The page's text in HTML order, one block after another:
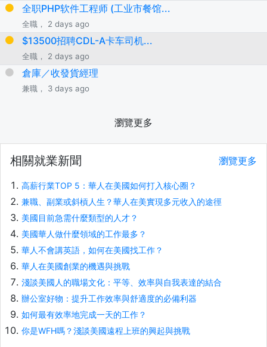
全职PHP软件工程师 (工业市餐馆...
全職， 2 days ago
$13500招聘CDL-A卡车司机...
全職， 2 days ago
倉庫／收發貨經理
兼職， 3 days ago
瀏覽更多
相關就業新聞 瀏覽更多
高薪行業TOP 5：華人在美國如何打入核心圈？
兼職、副業或斜槓人生？華人在美實現多元收入的途徑
美國目前急需什麼類型的人才？
美國華人做什麼領域的工作最多？
華人不會講英語，如何在美國找工作？
華人在美國創業的機遇與挑戰
淺談美國人的職場文化：平等、效率與自我表達的結合
辦公室好物：提升工作效率與舒適度的必備利器
如何最有效率地完成一天的工作？
你是WFH嗎？淺談美國遠程上班的興起與挑戰